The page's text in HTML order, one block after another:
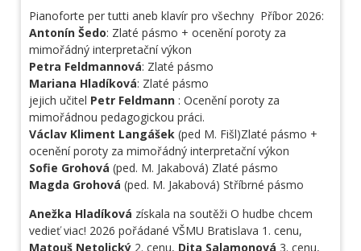
Pianoforte per tutti aneb klavír pro všechny Příbor 2026:
Antonín Šedo: Zlaté pásmo + ocenění poroty za
mimořádný interpretační výkon
Petra Feldmannová: Zlaté pásmo
Mariana Hladíková: Zlaté pásmo
jejich učitel Petr Feldmann : Ocenění poroty za
mimořádnou pedagogickou práci.
Václav Kliment Langášek (ped M. Fišl)Zlaté pásmo +
ocenění poroty za mimořádný interpretační výkon
Sofie Grohová (ped. M. Jakabová) Zlaté pásmo
Magda Grohová (ped. M. Jakabová) Stříbrné pásmo
Anežka Hladíková získala na soutěži O hudbe chcem
vedieť viac! 2026 pořádané VŠMU Bratislava 1. cenu,
Matouš Netolický 2. cenu, Dita Salamonová 3. cenu,